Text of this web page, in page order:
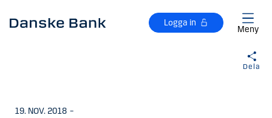
Logga in
Meny
Dela
19. NOV. 2018 –